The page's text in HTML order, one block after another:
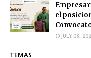
el
JULY 08,
TEMAS